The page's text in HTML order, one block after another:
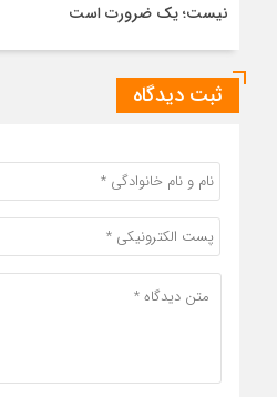
نیست؛ یک ضرورت است
ثبت دیدگاه